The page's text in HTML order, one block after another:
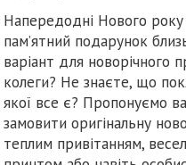
Напередодні Нового року
пам’ятний подарунок
варіант для новорічного
колеги? Не знаєте, що
якої все є? Пропонуємо
замовити оригінальну
теплим привітанням,